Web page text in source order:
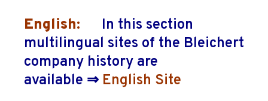
English:
In this section
multilingual sites of the Bleichert
company history are
available ⇒ English Site